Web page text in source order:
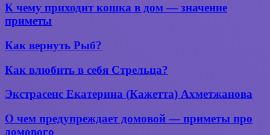
женщине
соглашаться
отношения
обязательств?
К чему
приходит
кошка
значение
К чему приходит кошка в дом — значение
приметы
Как
Рыб?
Как вернуть Рыб?
Как
в себя
Стрельца?
Как влюбить в себя Стрельца?
Экстрасенс
Екатерина
(Кажетта)
Ахметжанова
Экстрасенс Екатерина (Кажетта) Ахметжанова
О чем
предупреждает
О чем предупреждает домовой — приметы про
домового